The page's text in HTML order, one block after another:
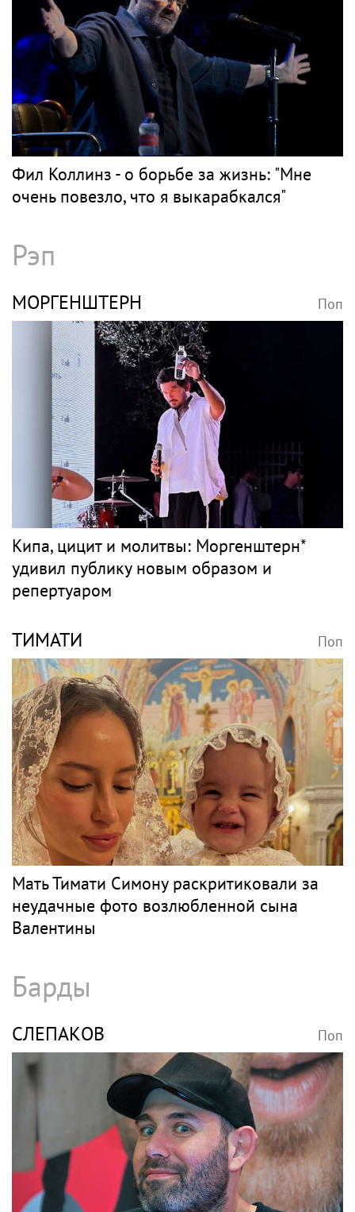
Фил Коллинз - о борьбе за жизнь: "Мне
очень повезло, что я выкарабкался"
Рэп
МОРГЕНШТЕРН Поп
Кипа, цицит и молитвы: Моргенштерн*
удивил публику новым образом и
репертуаром
ТИМАТИ Поп
Мать Тимати Симону раскритиковали за
неудачные фото возлюбленной сына
Валентины
Барды
СЛЕПАКОВ Поп